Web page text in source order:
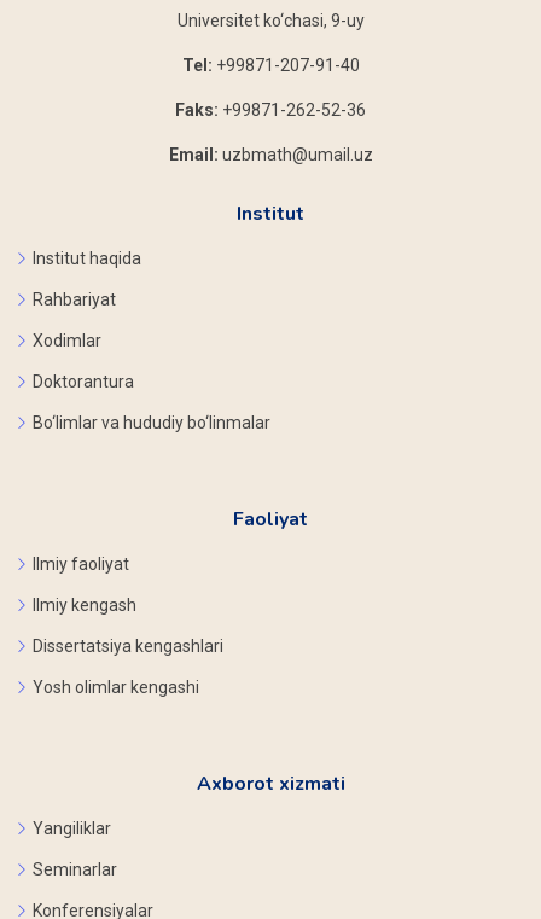
Universitet ko‘chasi, 9-uy
Tel: +99871-207-91-40
Faks: +99871-262-52-36
Email: uzbmath@umail.uz
Institut
Institut haqida
Rahbariyat
Xodimlar
Doktorantura
Bo‘limlar va hududiy bo‘linmalar
Faoliyat
Ilmiy faoliyat
Ilmiy kengash
Dissertatsiya kengashlari
Yosh olimlar kengashi
Axborot xizmati
Yangiliklar
Seminarlar
Konferensiyalar